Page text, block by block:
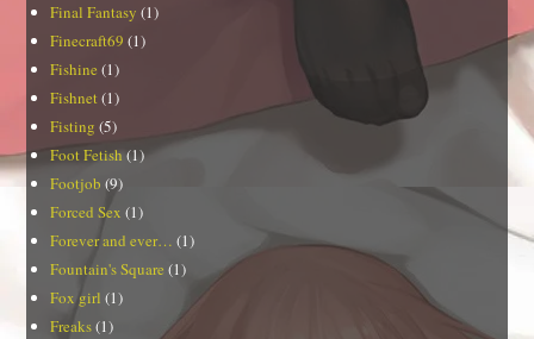
Final Fantasy (1)
Finecraft69 (1)
Fishine (1)
Fishnet (1)
Fisting (5)
Foot Fetish(1)
Footjob (9)
Forced Sex (1)
Forever and ever… (1)
Fountain's Square (1)
Fox girl (1)
Freaks(1)